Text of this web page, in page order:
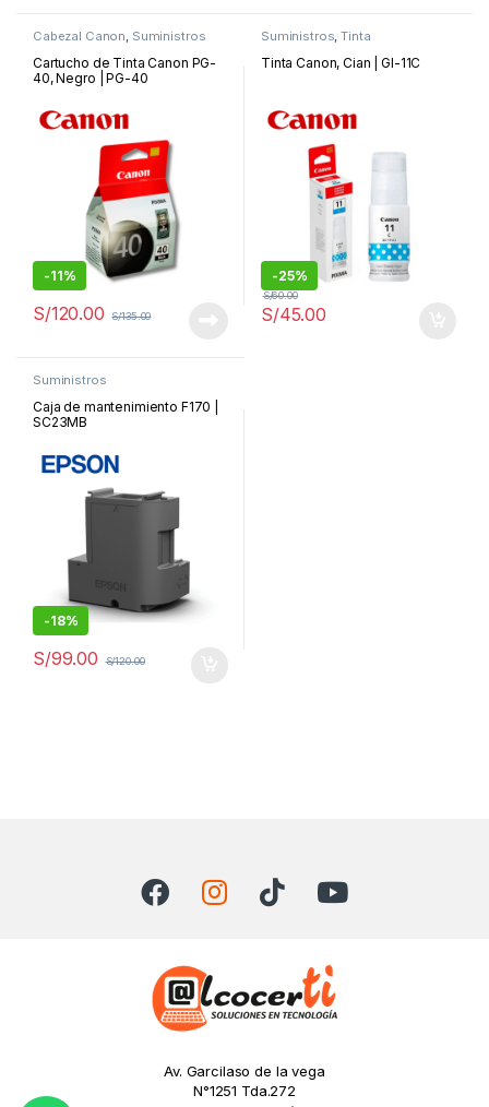
Cabezal Canon Suministros
Cartucho de Tinta Canon PG-
40, Negro | PG-40
-11%
S/120.00 S/135.00
Suministros ,Tinta
Tinta Canon, Cian | GI-11C
-25%
S/45.00
S/60.00
Suministros
Caja de mantenimiento F170 |
SC23MB
-18%
S/99.00 S/120.00
Av. Garcilaso de la vega
N°1251 Tda.272